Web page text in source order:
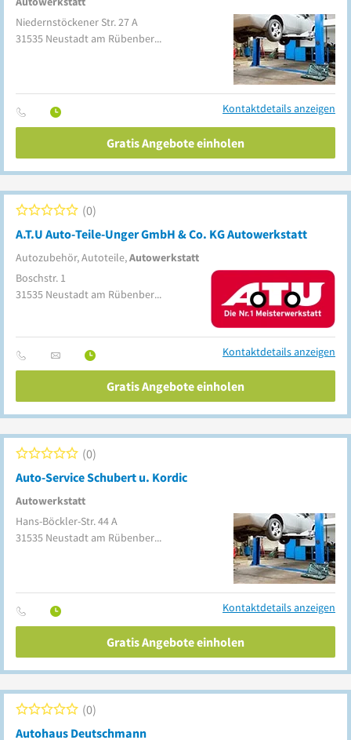
Niedernstöckener Str. 27 A
31535 Neustadt am Rübenberge (Niedernstöcken)
Kontaktdetails anzeigen
Gratis Angebote einholen
A.T.U Auto-Teile-Unger GmbH & Co. KG Autowerkstatt
Autozubehör, Autoteile,Autowerkstatt
0
Boschstr. 1
31535 Neustadt am Rübenberge
Kontaktdetails anzeigen
Gratis Angebote einholen
Auto-Service Schubert u. Kordic
Autowerkstatt
0
Hans-Böckler-Str. 44 A
31535 Neustadt am Rübenberge
Kontaktdetails anzeigen
Gratis Angebote einholen
Autohaus Deutschmann
0